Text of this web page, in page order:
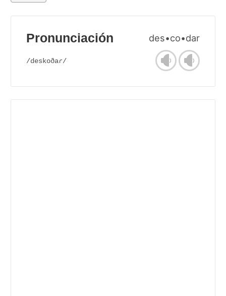
Pronunciación des•co•dar
/deskoðaɾ/